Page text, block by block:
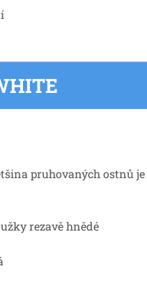
pruhovaných ostnů
rezavě hnědé